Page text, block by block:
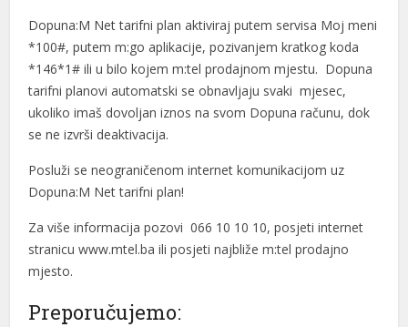
Dopuna:M Net tarifni plan aktiviraj putem servisa Moj meni
*100#, putem m:go aplikacije, pozivanjem kratkog koda
*146*1# ili u bilo kojem m:tel prodajnom mjestu. Dopuna
tarifni planovi automatski se obnavljaju svaki mjesec,
ukoliko imaš dovoljan iznos na svom Dopuna računu, dok
se ne izvrši deaktivacija.
Posluži se neograničenom internet komunikacijom uz
Dopuna:M Net tarifni plan!
Za više informacija pozovi 066 10 10 10, posjeti internet
stranicu www.mtel.ba ili posjeti najbliže m:tel prodajno
mjesto.
Preporučujemo: